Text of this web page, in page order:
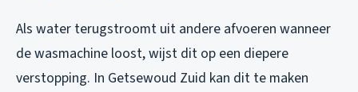
Als water terugstroomt uit andere afvoeren wanneer
de wasmachine loost, wijst dit op een diepere
verstopping. In Getsewoud Zuid kan dit te maken